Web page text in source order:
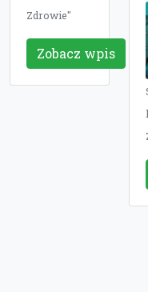
Zdrowie"
Zobacz wpis